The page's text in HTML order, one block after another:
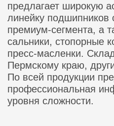
предлагает широкую
линейку подшипников
премиум-сегмента, а
сальники, стопорные
пресс-масленки.
Пермскому краю,
По всей продукции
профессиональная
уровня сложности.